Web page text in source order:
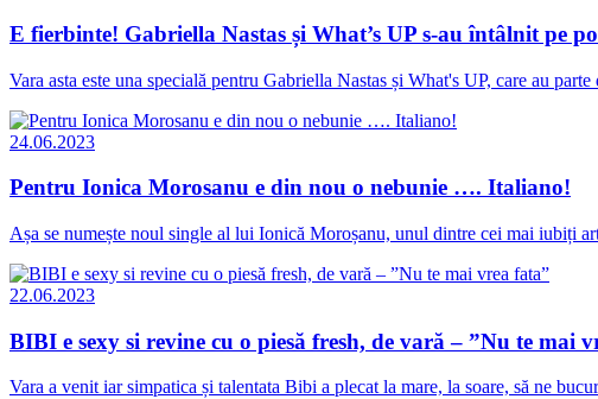
E fierbinte! Gabriella Nastas și What’s UP s-au întâlnit pe
Vara asta este una specială pentru Gabriella Nastas și What's UP, care au
24.06.2023
Pentru Ionica Morosanu e din nou o nebunie …. Italiano!
Așa se numește noul single al lui Ionică Moroșanu, unul dintre cei mai iubiți
22.06.2023
BIBI e sexy si revine cu o piesă fresh, de vară – ”Nu te mai
Vara a venit iar simpatica și talentata Bibi a plecat la mare, la soare, să ne